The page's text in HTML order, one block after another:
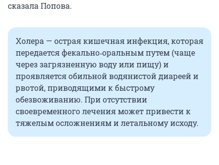
сказала Попова.
Холера — острая кишечная инфекция, которая
передается фекально‑оральным путем (чаще
через загрязненную воду или пищу) и
проявляется обильной водянистой диареей и
рвотой, приводящими к быстрому
обезвоживанию. При отсутствии
своевременного лечения может привести к
тяжелым осложнениям и летальному исходу.